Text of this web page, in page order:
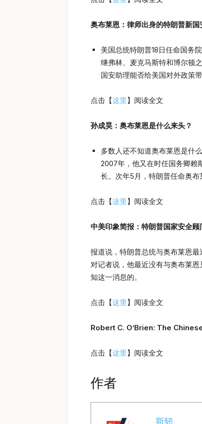
奥布莱恩：律师出身的特朗普新国
美国总统特朗普18日任命国务
继弗林、麦克马斯特和博尔顿
国安助理能否给美国对外政策
点击【这里 】阅读全文
孙成昊：奥布莱恩是什么来头？
多数人还不知道奥布莱恩是什
2007年，他又在时任国务卿赖
长。次年5月，特朗普任命奥布
点击【这里 】阅读全文
中美印象简报：特朗普国家安全
报道说，特朗普总统与奥布莱恩
对记者说，他最近没有与奥布莱
知这一消息的。
点击【这里 】阅读全文
Robert C. O’Brien: The
点击【这里 】阅读全文
作者
斯韧